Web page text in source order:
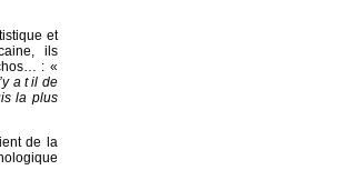
et
ils
: «
a t il de
la plus
de la